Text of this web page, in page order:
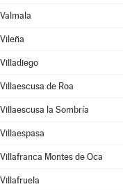
Valmala
Vileña
Villadiego
Villaescusa de Roa
Villaescusa la Sombría
Villaespasa
Villafranca Montes de Oca
Villafruela